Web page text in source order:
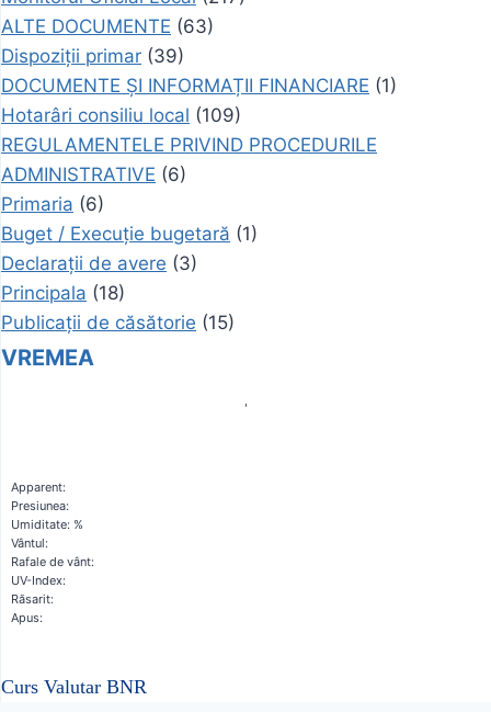
ALTE DOCUMENTE (63)
Dispoziții primar (39)
DOCUMENTE ȘI INFORMAȚII FINANCIARE (1)
Hotarâri consiliu local (109)
REGULAMENTELE PRIVIND PROCEDURILE
ADMINISTRATIVE (6)
Primaria (6)
Buget / Execuție bugetară (1)
Declarații de avere (3)
Principala (18)
Publicații de căsătorie (15)
VREMEA
,
Apparent:
Presiunea:
Umiditate: %
Vântul:
Rafale de vânt:
UV-Index:
Răsarit:
Apus:
Curs Valutar BNR